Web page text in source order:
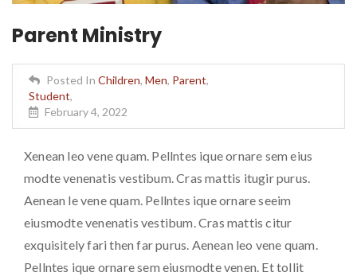
Parent Ministry
Posted In Children, Men, Parent,
Student,
February 4, 2022
Xenean leo vene quam. Pellntes ique ornare sem eius
modte venenatis vestibum. Cras mattis itugir purus.
Aenean le vene quam. Pellntes ique ornare seeim
eiusmodte venenatis vestibum. Cras mattis citur
exquisitely fari then far purus. Aenean leo vene quam.
Pellntes ique ornare sem eiusmodte venen. Et tollit